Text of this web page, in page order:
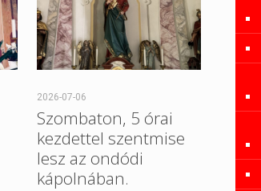
2026-07-06
Szombaton, 5 órai
kezdettel szentmise
lesz az ondódi
kápolnában.